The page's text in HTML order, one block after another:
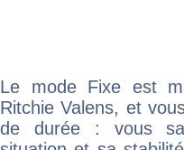
Le mode Fixe est
Ritchie Valens, et
de durée : vous